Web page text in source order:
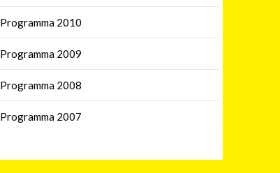
Programma 2010
Programma 2009
Programma 2008
Programma 2007